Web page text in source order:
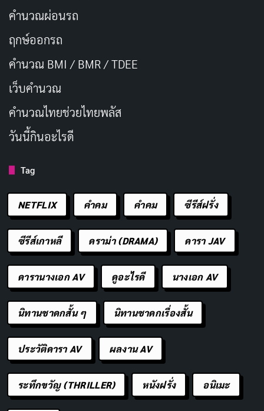
ดูได้ที่ Disney+
รีวิว The Bear
IMDb - 8.6
เรื่องนี้มีเนื้อเรื่องที่สนุกสนานและน่าติดตาม การแสดงก็
ทำได้ดีเยี่ยม งานภาพก็สวยงามมาก และที่สำคัญที่สุด
คือซีรีส์เรื่องนี้มีผลกระทบต่อผู้ชมเป็นอย่างมาก ซีรีส์
เรื่องนี้ทำให้ผู้ชมได้คิดเกี่ยวกับความสำคัญของ
ครอบครัว ความพยายาม และการไม่ยอมแพ้ ซีรีส์เรื่อง
นี้ยังทำให้ผู้ชมได้คิดถึงความสุขในการทำอาหารและ
การรับประทานอาหารร่วมกับคนที่รัก
User Rating: Be the first one !
คำนวณผ่อนรถ
ฤกษ์ออกรถ
คำนวณ BMI / BMR / TDEE
เว็บคํานวณ
คํานวณไทยช่วยไทยพลัส
วันนี้กินอะไรดี
Tag
NETFLIX คำคม คําคม ซีรีส์ฝรั่ง
ซีรีส์เกาหลี ดราม่า (DRAMA) ดารา JAV
ดารานางเอก AV ดูอะไรดี นางเอก AV
นิทานชาดกสั้น ๆ นิทานชาดกเรื่องสั้น
ประวัติดารา AV ผลงาน AV
ระทึกขวัญ (THRILLER) หนังฝรั่ง อนิเมะ